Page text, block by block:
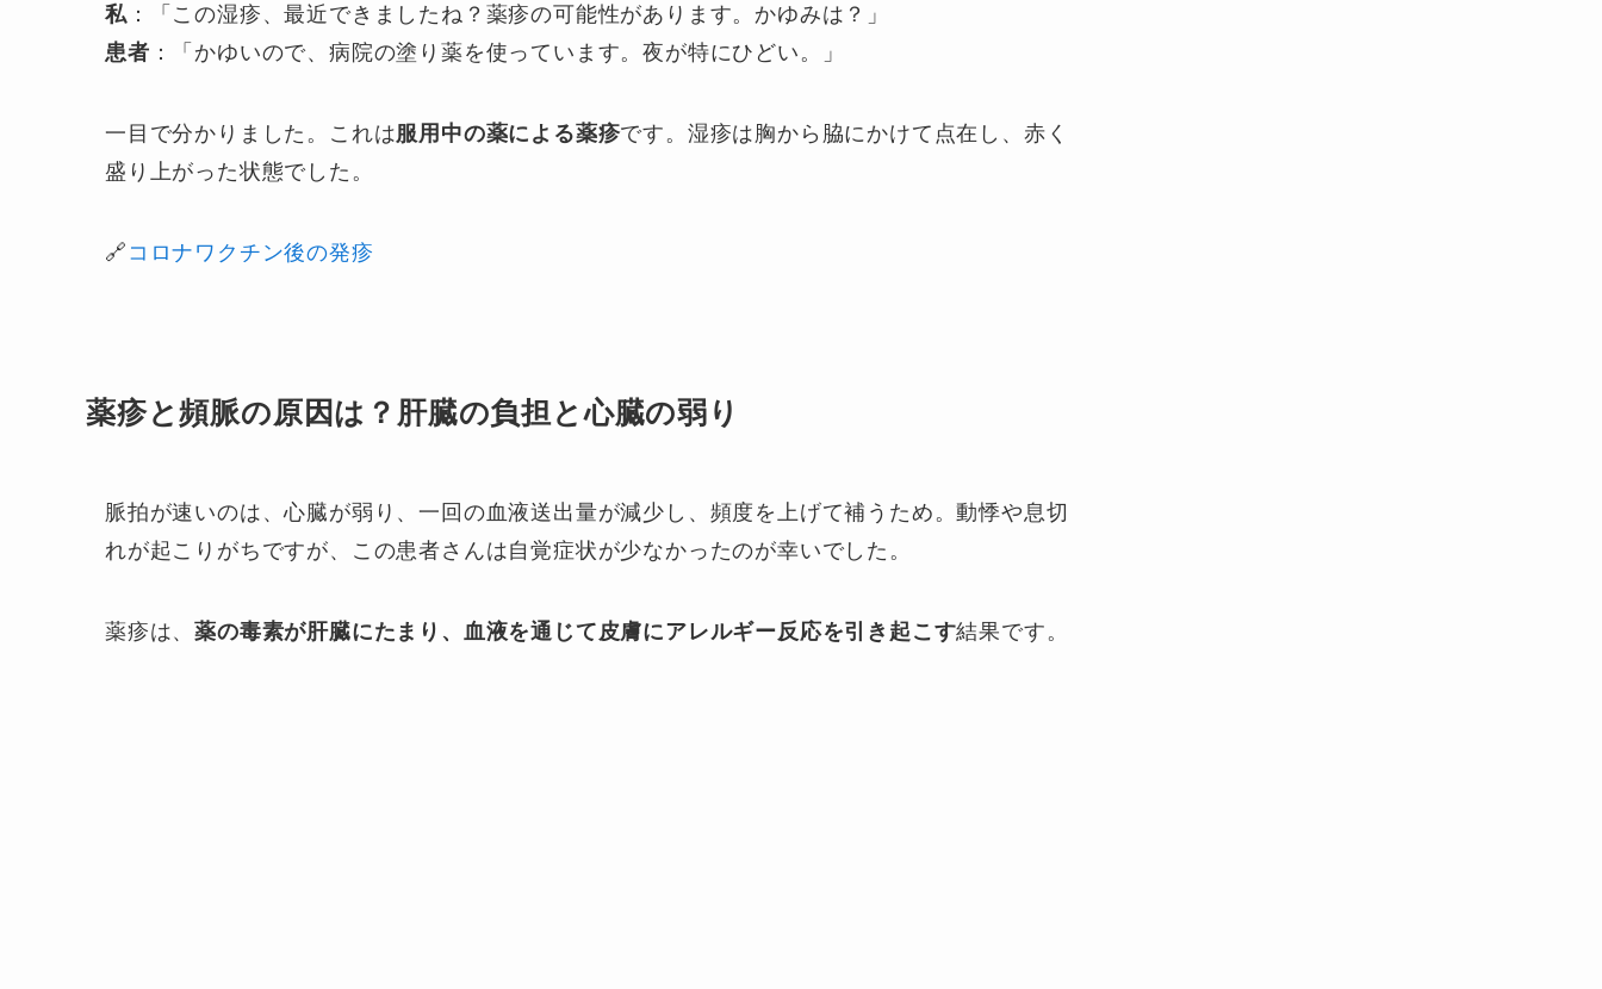
私 ：「この湿疹、最近できましたね？薬疹の可能性があります。かゆみは？」
患者 ：「かゆいので、病院の塗り薬を使っています。夜が特にひどい。」
一目で分かりました。これは服用中の薬による薬疹です。湿疹は胸から脇にかけて点在し、赤く
盛り上がった状態でした。
🔗 コロナワクチン後の発疹
薬疹と頻脈の原因は？肝臓の負担と心臓の弱り
脈拍が速いのは、心臓が弱り、一回の血液送出量が減少し、頻度を上げて補うため。動悸や息切
れが起こりがちですが、この患者さんは自覚症状が少なかったのが幸いでした。
薬疹は、薬の毒素が肝臓にたまり、血液を通じて皮膚にアレルギー反応を引き起こす結果です。